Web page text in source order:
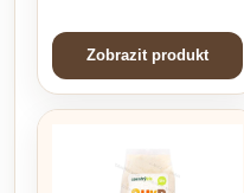
Zobrazit produkt